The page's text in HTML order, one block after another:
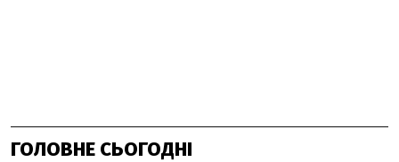
ГОЛОВНЕ СЬОГОДНІ